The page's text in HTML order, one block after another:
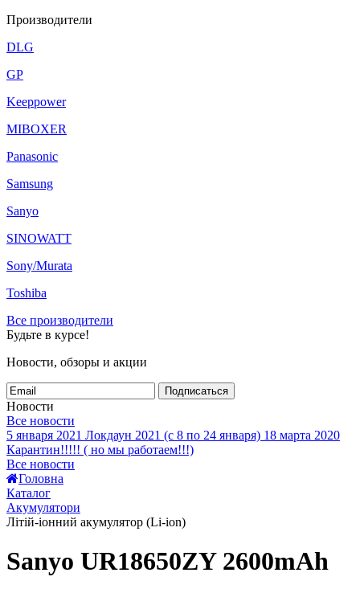
Производители
DLG
GP
Keeppower
MIBOXER
Panasonic
Samsung
Sanyo
SINOWATT
Sony/Murata
Toshiba
Все производители
Будьте в курсе!
Новости, обзоры и акции
Подписаться
Новости
Все новости
5 января 2021 Локдаун 2021 (с 8 по 24 января) 18 марта 2020
Карантин!!!!! ( но мы работаем!!!)
Все новости
Головна
Каталог
Акумулятори
Літій-іонний акумулятор (Li-ion)
Sanyo UR18650ZY 2600mAh